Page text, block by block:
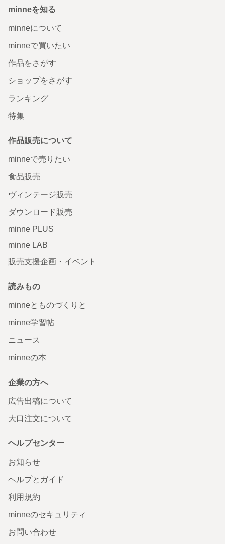
minneを知る
minneについて
minneで買いたい
作品をさがす
ショップをさがす
ランキング
特集
作品販売について
minneで売りたい
食品販売
ヴィンテージ販売
ダウンロード販売
minne PLUS
minne LAB
販売支援企画・イベント
読みもの
minneとものづくりと
minne学習帖
ニュース
minneの本
企業の方へ
広告出稿について
大口注文について
ヘルプセンター
お知らせ
ヘルプとガイド
利用規約
minneのセキュリティ
お問い合わせ